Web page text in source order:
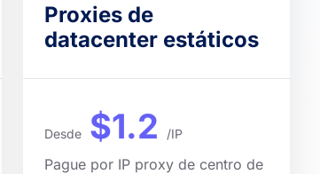
Proxies de
datacenter estáticos
Desde $1.2 /IP
Pague por IP proxy de centro de